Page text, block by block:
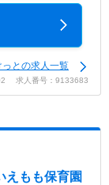
との求人一覧
求人番号：9133683
えもも保育園